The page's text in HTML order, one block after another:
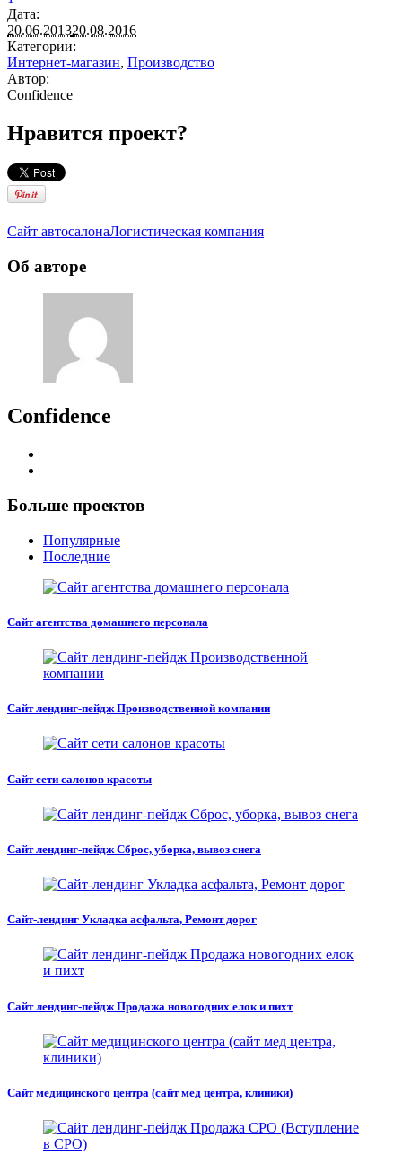
Дата:
20.06.201320.08.2016
Категории:
Интернет-магазин, Производство
Автор:
Confidence
Нравится проект?
Сайт автосалонаЛогистическая компания
Об авторе
Confidence
Больше проектов
Популярные
Последние
Сайт агентства домашнего персонала
Сайт лендинг-пейдж Производственной компании
Сайт сети салонов красоты
Сайт лендинг-пейдж Сброс, уборка, вывоз снега
Сайт-лендинг Укладка асфальта, Ремонт дорог
Сайт лендинг-пейдж Продажа новогодних елок и пихт
Сайт медицинского центра (сайт мед центра, клиники)